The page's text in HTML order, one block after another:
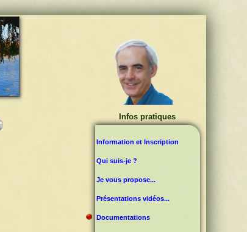
Infos pratiques
Information et Inscription
Qui suis-je ?
Je vous propose...
Présentations vidéos...
Documentations